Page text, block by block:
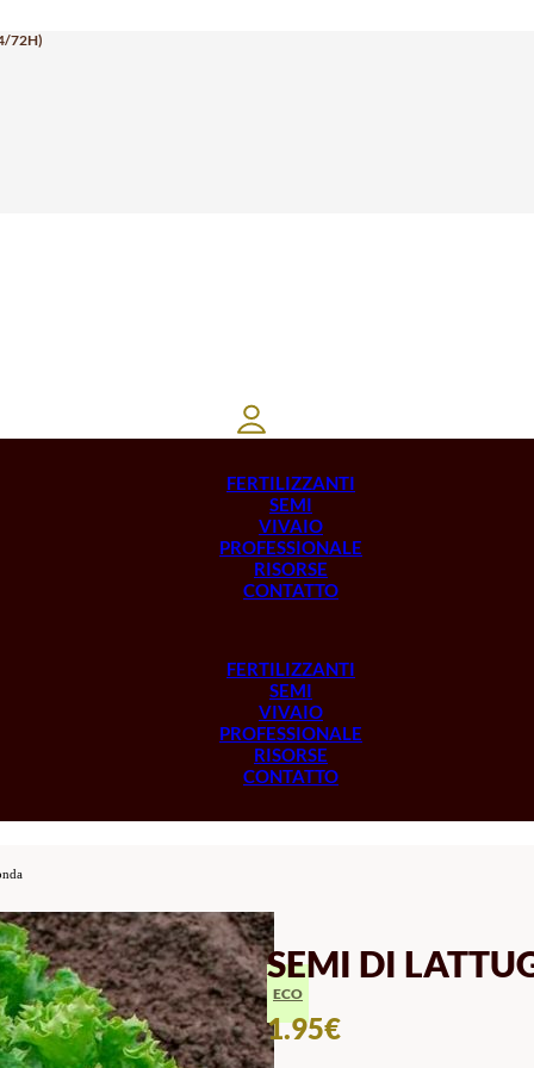
72H)
FERTILIZZANTI
SEMI
VIVAIO
PROFESSIONALE
RISORSE
CONTATTO
FERTILIZZANTI
SEMI
VIVAIO
PROFESSIONALE
RISORSE
CONTATTO
SEMI DI
ECO
1.95€